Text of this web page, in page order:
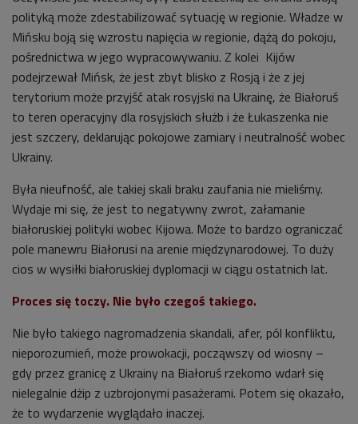
polityką może zdestabilizować sytuację w regionie. Władze w
Mińsku boją się wzrostu napięcia w regionie, dążą do pokoju,
pośrednictwa w jego wypracowywaniu. Z kolei Kijów
podejrzewał Mińsk, że jest zbyt blisko z Rosją i że z jej
terytorium może przyjść atak rosyjski na Ukrainę, że Białoruś
to teren operacyjny dla rosyjskich służb i że Łukaszenka nie
jest szczery, deklarując pokojowe zamiary i neutralność wobec
Ukrainy.
Była nieufność, ale takiej skali braku zaufania nie mieliśmy.
Wydaje mi się, że jest to negatywny zwrot, załamanie
białoruskiej polityki wobec Kijowa. Może to bardzo ograniczać
pole manewru Białorusi na arenie międzynarodowej. To duży
cios w wysiłki białoruskiej dyplomacji w ciągu ostatnich lat.
Proces się toczy. Nie było czegoś takiego.
Nie było takiego nagromadzenia skandali, afer, pól konfliktu,
nieporozumień, może prowokacji, począwszy od wiosny –
gdy przez granicę z Ukrainy na Białoruś rzekomo wdarł się
nielegalnie dżip z uzbrojonymi pasażerami. Potem się okazało,
że to wydarzenie wyglądało inaczej.